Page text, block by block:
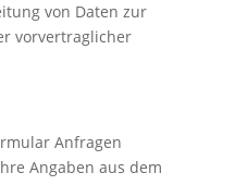
von Daten zur
vorvertraglicher
Anfragen
Angaben aus dem